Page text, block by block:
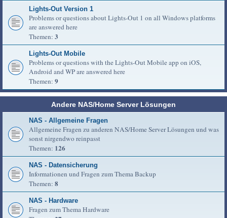
Lights-Out Version 1
Problems or questions about Lights-Out 1 on all Windows platforms
are answered here
Themen: 3
Lights-Out Mobile
Problems or questions with the Lights-Out Mobile app on iOS,
Android and WP are answered here
Themen: 9
Andere NAS/Home Server Lösungen
NAS - Allgemeine Fragen
Allgemeine Fragen zu anderen NAS/Home Server Lösungen und was
sonst nirgendwo reinpasst
Themen: 126
NAS - Datensicherung
Informationen und Fragen zum Thema Backup
Themen: 8
NAS - Hardware
Fragen zum Thema Hardware